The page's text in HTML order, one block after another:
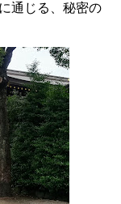
通じる、秘密の